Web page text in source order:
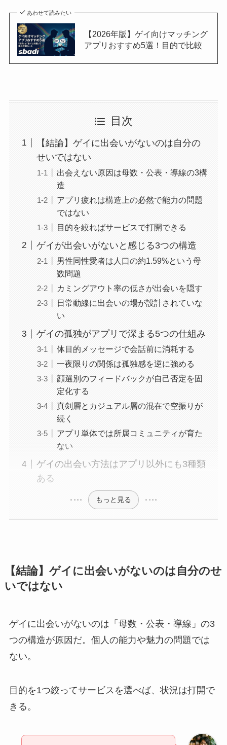
あわせて読みたい
【2026年版】ゲイ向けマッチング
アプリおすすめ5選！目的で比較
目次
【結論】ゲイに出会いがないのは自分の
せいではない
出会えない原因は母数・公表・導線の3構
造
アプリ疲れは構造上の必然で能力の問題
ではない
目的を絞ればサービスで打開できる
ゲイが出会いがないと感じる3つの構造
男性同性愛者は人口の約1.59%という母
数問題
カミングアウト率の低さが出会いを隠す
日常動線に出会いの場が設計されていな
い
ゲイの孤独がアプリで深まる5つの仕組み
体目的メッセージで会話前に消耗する
一夜限りの関係は孤独感を逆に強める
顔選別のフィードバックが自己否定を固
定化する
真剣層とカジュアル層の混在で空振りが
続く
アプリ単体では所属コミュニティが育た
ない
ゲイの出会い方法はアプリ以外にも3種類
ある
もっと見る
【結論】ゲイに出会いがないのは自分のせ
いではない
ゲイに出会いがないのは「母数・公表・導線」の3
つの構造が原因だ。個人の能力や魅力の問題では
ない。
目的を1つ絞ってサービスを選べば、状況は打開で
きる。